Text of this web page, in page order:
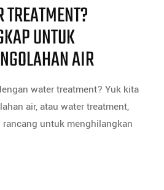
UNTUK
AIR
water treatment? Yuk kita
air, atau water treatment,
untuk menghilangkan